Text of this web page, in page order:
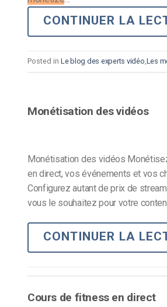
CONTINUER LA
Posted in Le blog des experts vidéo Les
Monétisation des vidéos
Monétisation des vidéos
en direct, vos événements et vos
Configurez autant de prix de
vous le souhaitez pour votre
CONTINUER LA
Cours de fitness en direct